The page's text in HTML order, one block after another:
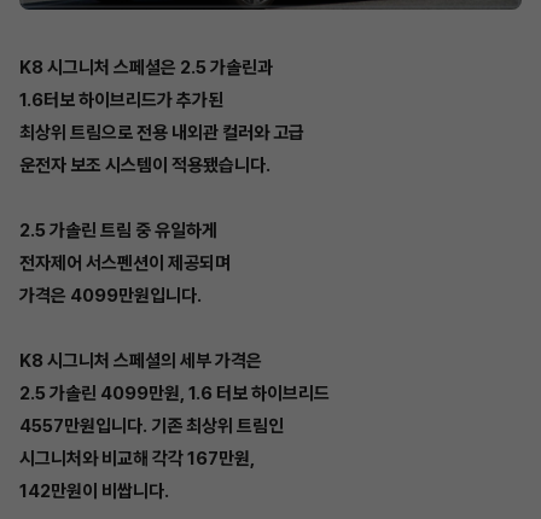
K8 시그니처 스페셜은 2.5 가솔린과
1.6터보 하이브리드가 추가된
최상위 트림으로 전용 내외관 컬러와 고급
운전자 보조 시스템이 적용됐습니다.
2.5 가솔린 트림 중 유일하게
전자제어 서스펜션이 제공되며
가격은 4099만원입니다.
K8 시그니처 스페셜의 세부 가격은
2.5 가솔린 4099만원, 1.6 터보 하이브리드
4557만원입니다. 기존 최상위 트림인
시그니처와 비교해 각각 167만원,
142만원이 비쌉니다.